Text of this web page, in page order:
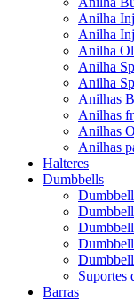
Anilha
Anilha
Anilha
Anilha
Anilha
Anilhas
Anilhas
Anilhas
Anilhas
Halteres
Dumbbells
Suportes
Barras